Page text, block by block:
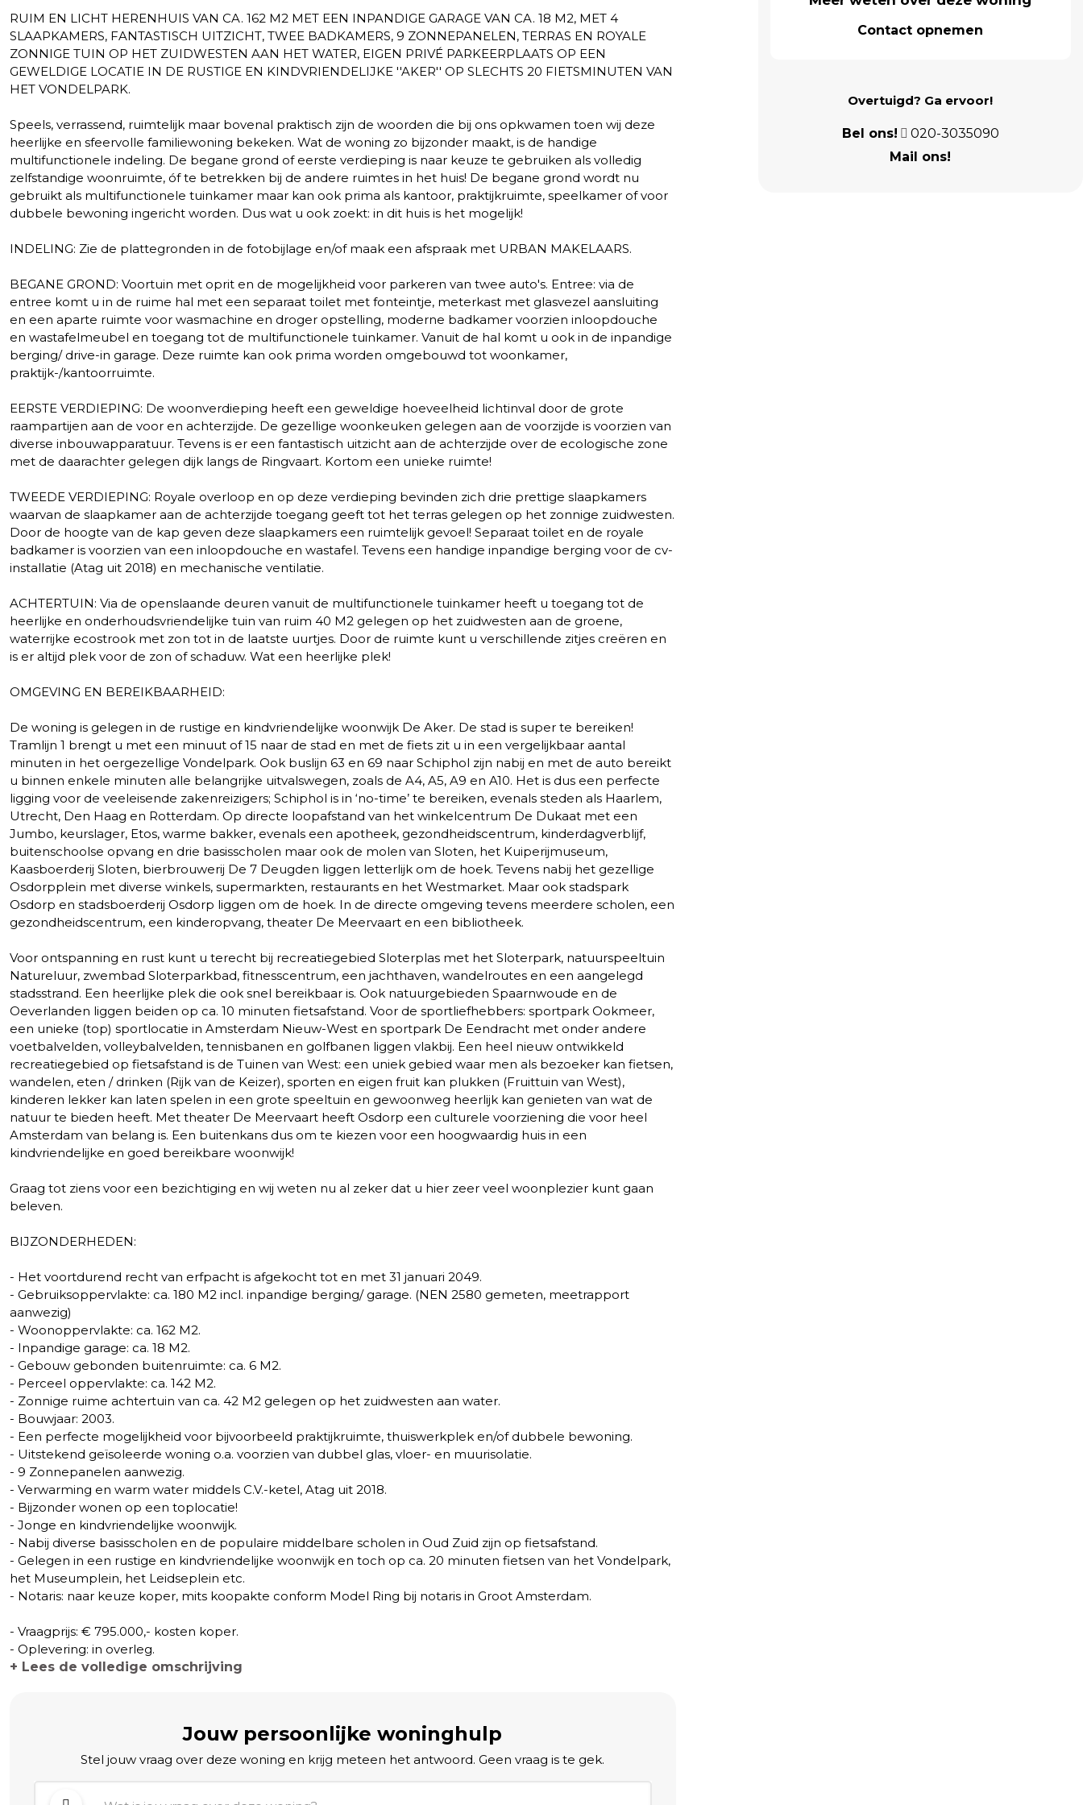
RUIM EN LICHT HERENHUIS VAN CA. 162 M2 MET EEN INPANDIGE GARAGE VAN CA. 18 M2, MET 4
SLAAPKAMERS, FANTASTISCH UITZICHT, TWEE BADKAMERS, 9 ZONNEPANELEN, TERRAS EN ROYALE
ZONNIGE TUIN OP HET ZUIDWESTEN AAN HET WATER, EIGEN PRIVÉ PARKEERPLAATS OP EEN
GEWELDIGE LOCATIE IN DE RUSTIGE EN KINDVRIENDELIJKE ''AKER'' OP SLECHTS 20 FIETSMINUTEN VAN
HET VONDELPARK.
Speels, verrassend, ruimtelijk maar bovenal praktisch zijn de woorden die bij ons opkwamen toen wij deze
heerlijke en sfeervolle familiewoning bekeken. Wat de woning zo bijzonder maakt, is de handige
multifunctionele indeling. De begane grond of eerste verdieping is naar keuze te gebruiken als volledig
zelfstandige woonruimte, óf te betrekken bij de andere ruimtes in het huis! De begane grond wordt nu
gebruikt als multifunctionele tuinkamer maar kan ook prima als kantoor, praktijkruimte, speelkamer of voor
dubbele bewoning ingericht worden. Dus wat u ook zoekt: in dit huis is het mogelijk!
INDELING: Zie de plattegronden in de fotobijlage en/of maak een afspraak met URBAN MAKELAARS.
BEGANE GROND: Voortuin met oprit en de mogelijkheid voor parkeren van twee auto's. Entree: via de
entree komt u in de ruime hal met een separaat toilet met fonteintje, meterkast met glasvezel aansluiting
en een aparte ruimte voor wasmachine en droger opstelling, moderne badkamer voorzien inloopdouche
en wastafelmeubel en toegang tot de multifunctionele tuinkamer. Vanuit de hal komt u ook in de inpandige
berging/ drive-in garage. Deze ruimte kan ook prima worden omgebouwd tot woonkamer,
praktijk-/kantoorruimte.
EERSTE VERDIEPING: De woonverdieping heeft een geweldige hoeveelheid lichtinval door de grote
raampartijen aan de voor en achterzijde. De gezellige woonkeuken gelegen aan de voorzijde is voorzien van
diverse inbouwapparatuur. Tevens is er een fantastisch uitzicht aan de achterzijde over de ecologische zone
met de daarachter gelegen dijk langs de Ringvaart. Kortom een unieke ruimte!
TWEEDE VERDIEPING: Royale overloop en op deze verdieping bevinden zich drie prettige slaapkamers
waarvan de slaapkamer aan de achterzijde toegang geeft tot het terras gelegen op het zonnige zuidwesten.
Door de hoogte van de kap geven deze slaapkamers een ruimtelijk gevoel! Separaat toilet en de royale
badkamer is voorzien van een inloopdouche en wastafel. Tevens een handige inpandige berging voor de cv-
installatie (Atag uit 2018) en mechanische ventilatie.
ACHTERTUIN: Via de openslaande deuren vanuit de multifunctionele tuinkamer heeft u toegang tot de
heerlijke en onderhoudsvriendelijke tuin van ruim 40 M2 gelegen op het zuidwesten aan de groene,
waterrijke ecostrook met zon tot in de laatste uurtjes. Door de ruimte kunt u verschillende zitjes creëren en
is er altijd plek voor de zon of schaduw. Wat een heerlijke plek!
OMGEVING EN BEREIKBAARHEID:
De woning is gelegen in de rustige en kindvriendelijke woonwijk De Aker. De stad is super te bereiken!
Tramlijn 1 brengt u met een minuut of 15 naar de stad en met de fiets zit u in een vergelijkbaar aantal
minuten in het oergezellige Vondelpark. Ook buslijn 63 en 69 naar Schiphol zijn nabij en met de auto bereikt
u binnen enkele minuten alle belangrijke uitvalswegen, zoals de A4, A5, A9 en A10. Het is dus een perfecte
ligging voor de veeleisende zakenreizigers; Schiphol is in ‘no-time’ te bereiken, evenals steden als Haarlem,
Utrecht, Den Haag en Rotterdam. Op directe loopafstand van het winkelcentrum De Dukaat met een
Jumbo, keurslager, Etos, warme bakker, evenals een apotheek, gezondheidscentrum, kinderdagverblijf,
buitenschoolse opvang en drie basisscholen maar ook de molen van Sloten, het Kuiperijmuseum,
Kaasboerderij Sloten, bierbrouwerij De 7 Deugden liggen letterlijk om de hoek. Tevens nabij het gezellige
Osdorpplein met diverse winkels, supermarkten, restaurants en het Westmarket. Maar ook stadspark
Osdorp en stadsboerderij Osdorp liggen om de hoek. In de directe omgeving tevens meerdere scholen, een
gezondheidscentrum, een kinderopvang, theater De Meervaart en een bibliotheek.
Voor ontspanning en rust kunt u terecht bij recreatiegebied Sloterplas met het Sloterpark, natuurspeeltuin
Natureluur, zwembad Sloterparkbad, fitnesscentrum, een jachthaven, wandelroutes en een aangelegd
stadsstrand. Een heerlijke plek die ook snel bereikbaar is. Ook natuurgebieden Spaarnwoude en de
Oeverlanden liggen beiden op ca. 10 minuten fietsafstand. Voor de sportliefhebbers: sportpark Ookmeer,
een unieke (top) sportlocatie in Amsterdam Nieuw-West en sportpark De Eendracht met onder andere
voetbalvelden, volleybalvelden, tennisbanen en golfbanen liggen vlakbij. Een heel nieuw ontwikkeld
recreatiegebied op fietsafstand is de Tuinen van West: een uniek gebied waar men als bezoeker kan fietsen,
wandelen, eten / drinken (Rijk van de Keizer), sporten en eigen fruit kan plukken (Fruittuin van West),
kinderen lekker kan laten spelen in een grote speeltuin en gewoonweg heerlijk kan genieten van wat de
natuur te bieden heeft. Met theater De Meervaart heeft Osdorp een culturele voorziening die voor heel
Amsterdam van belang is. Een buitenkans dus om te kiezen voor een hoogwaardig huis in een
kindvriendelijke en goed bereikbare woonwijk!
Graag tot ziens voor een bezichtiging en wij weten nu al zeker dat u hier zeer veel woonplezier kunt gaan
beleven.
BIJZONDERHEDEN:
- Het voortdurend recht van erfpacht is afgekocht tot en met 31 januari 2049.
- Gebruiksoppervlakte: ca. 180 M2 incl. inpandige berging/ garage. (NEN 2580 gemeten, meetrapport
aanwezig)
- Woonoppervlakte: ca. 162 M2.
- Inpandige garage: ca. 18 M2.
- Gebouw gebonden buitenruimte: ca. 6 M2.
- Perceel oppervlakte: ca. 142 M2.
- Zonnige ruime achtertuin van ca. 42 M2 gelegen op het zuidwesten aan water.
- Bouwjaar: 2003.
- Een perfecte mogelijkheid voor bijvoorbeeld praktijkruimte, thuiswerkplek en/of dubbele bewoning.
- Uitstekend geïsoleerde woning o.a. voorzien van dubbel glas, vloer- en muurisolatie.
- 9 Zonnepanelen aanwezig.
- Verwarming en warm water middels C.V.-ketel, Atag uit 2018.
- Bijzonder wonen op een toplocatie!
- Jonge en kindvriendelijke woonwijk.
- Nabij diverse basisscholen en de populaire middelbare scholen in Oud Zuid zijn op fietsafstand.
- Gelegen in een rustige en kindvriendelijke woonwijk en toch op ca. 20 minuten fietsen van het Vondelpark,
het Museumplein, het Leidseplein etc.
- Notaris: naar keuze koper, mits koopakte conform Model Ring bij notaris in Groot Amsterdam.
- Vraagprijs: € 795.000,- kosten koper.
- Oplevering: in overleg.
+ Lees de volledige omschrijving
Jouw persoonlijke woninghulp
Stel jouw vraag over deze woning en krijg meteen het antwoord. Geen vraag is te gek.
Contact opnemen
Overtuigd? Ga ervoor!
Bel ons!
020-3035090
Mail ons!